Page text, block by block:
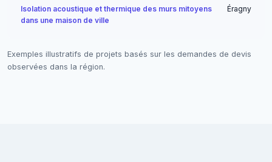
Isolation acoustique et thermique des murs mitoyens
dans une maison de ville
Éragny
Exemples illustratifs de projets basés sur les demandes de devis
observées dans la région.